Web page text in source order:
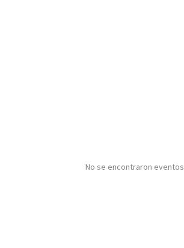
No se encontraron eventos